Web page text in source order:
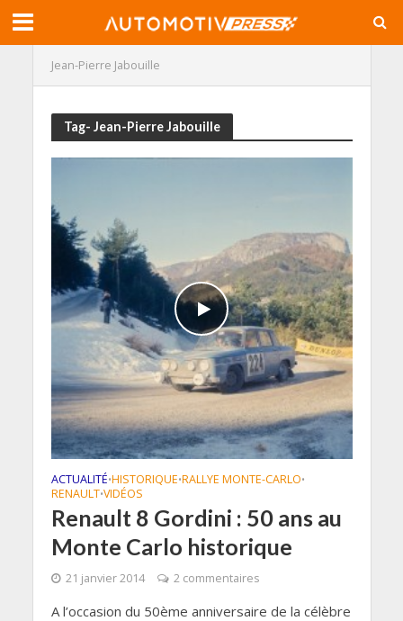
Jean-Pierre Jabouille
Tag- Jean-Pierre Jabouille
ACTUALITÉ•HISTORIQUE•RALLYE MONTE-CARLO•
RENAULT•VIDÉOS
Renault 8 Gordini : 50 ans au
Monte Carlo historique
21 janvier 2014 2 commentaires
A l’occasion du 50ème anniversaire de la célèbre